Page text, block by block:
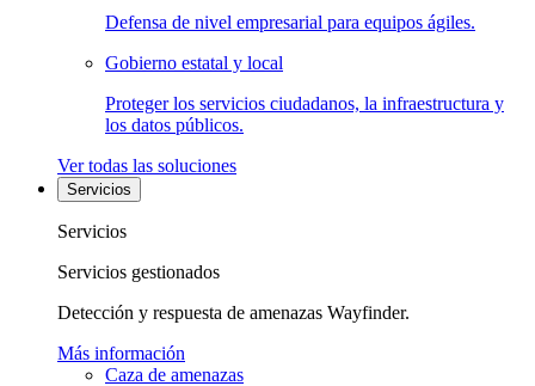
Defensa de nivel empresarial para equipos ágiles.
Gobierno estatal y local
Proteger los servicios ciudadanos, la infraestructura y
los datos públicos.
Ver todas las soluciones
Servicios
Servicios
Servicios gestionados
Detección y respuesta de amenazas Wayfinder.
Más información
Caza de amenazas